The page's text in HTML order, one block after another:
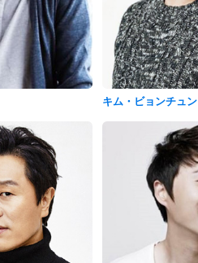
キム・ビョンチュン